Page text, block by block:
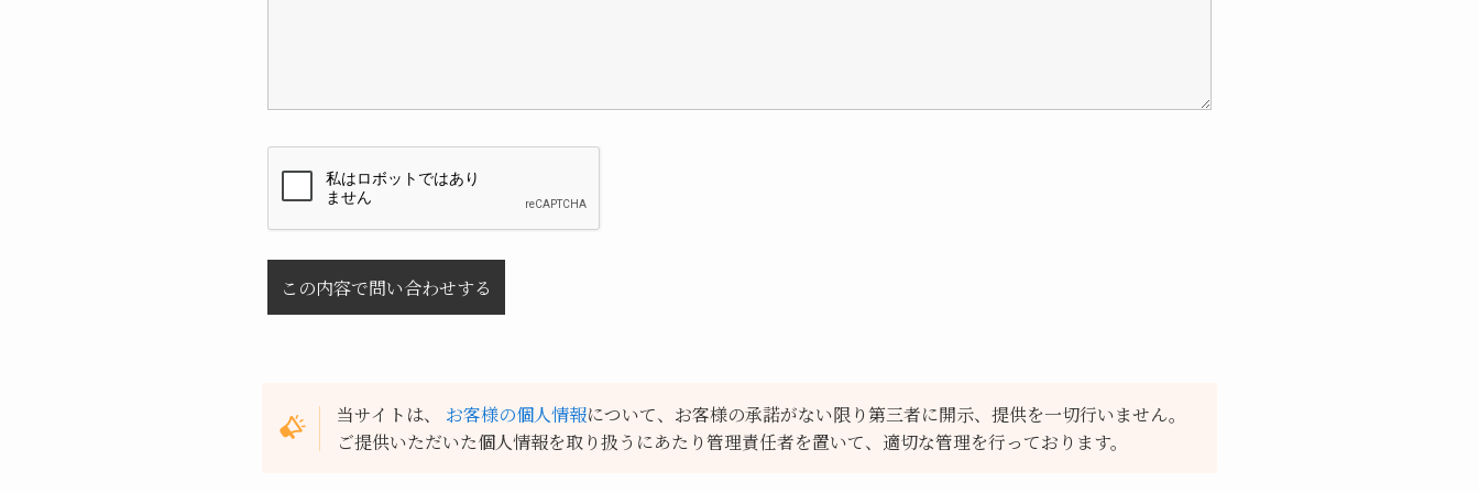
当サイトは、 お客様の個人情報について、お客様の承諾がない限り第三者に開示、提供を一切行いません。
ご提供いただいた個人情報を取り扱うにあたり管理責任者を置いて、適切な管理を行っております。